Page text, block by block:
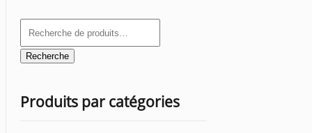
Recherche
pour :
Recherche
Produits par catégories